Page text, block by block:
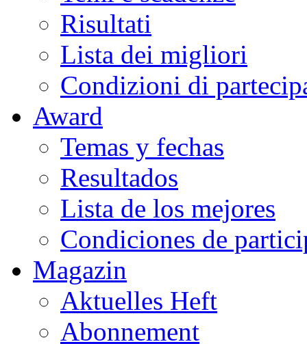
Risultati
Lista dei migliori
Condizioni di
Award
Temas y fechas
Resultados
Lista de los mejores
Condiciones de
Magazin
Aktuelles Heft
Abonnement